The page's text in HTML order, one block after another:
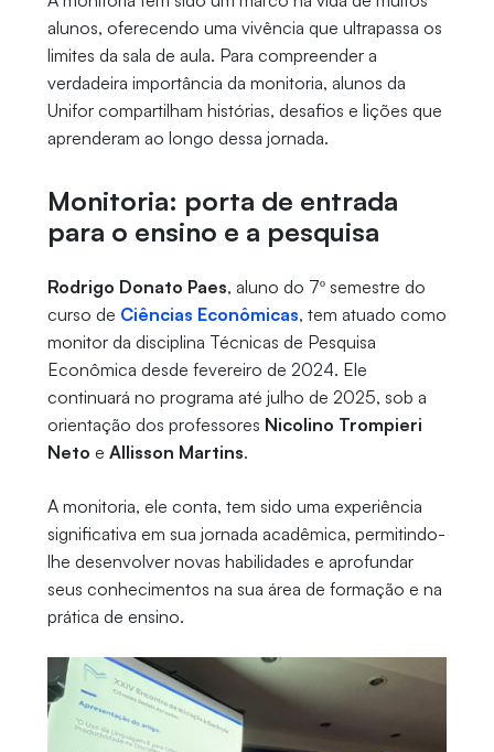
alunos, oferecendo uma vivência que ultrapassa os
limites da sala de aula. Para compreender a
verdadeira importância da monitoria, alunos da
Unifor compartilham histórias, desafios e lições que
aprenderam ao longo dessa jornada.
Monitoria: porta de entrada
para o ensino e a pesquisa
Rodrigo Donato Paes, aluno do 7º semestre do
curso de Ciências Econômicas, tem atuado como
monitor da disciplina Técnicas de Pesquisa
Econômica desde fevereiro de 2024. Ele
continuará no programa até julho de 2025, sob a
orientação dos professores Nicolino Trompieri
Neto e Allisson Martins.
A monitoria, ele conta, tem sido uma experiência
significativa em sua jornada acadêmica, permitindo-
lhe desenvolver novas habilidades e aprofundar
seus conhecimentos na sua área de formação e na
prática de ensino.